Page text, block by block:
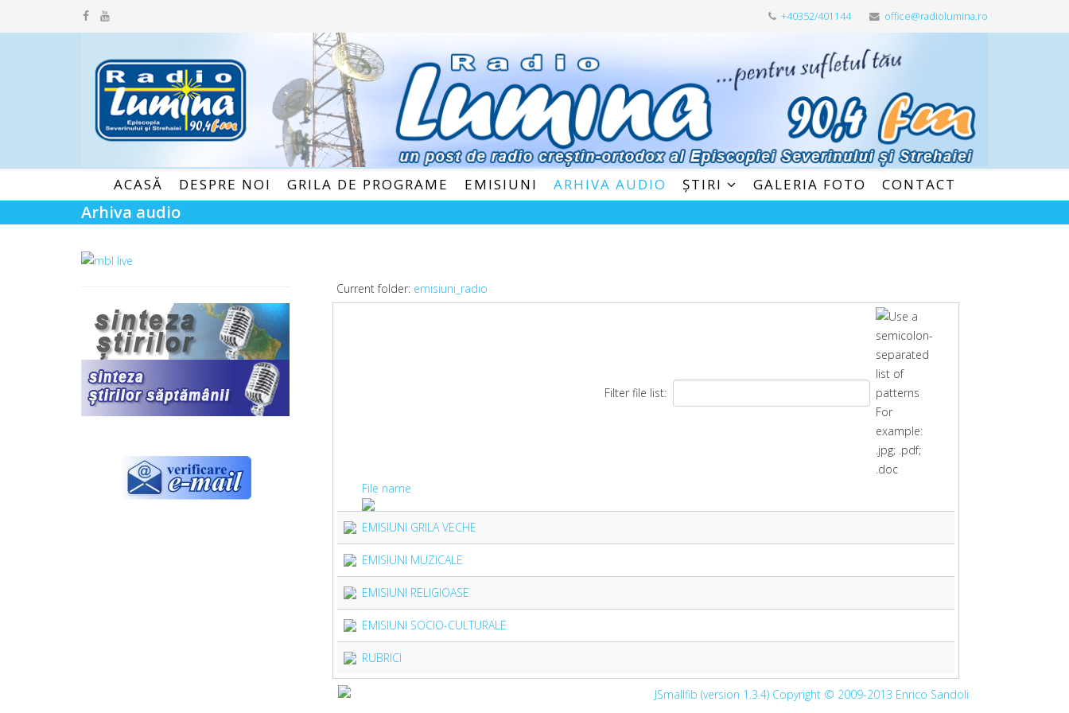
+40352/401144 office@radiolumina.ro
ACASĂ DESPRE NOI GRILA DE PROGRAME EMISIUNI ARHIVA AUDIO ȘTIRI GALERIA FOTO CONTACT
Arhiva audio
Current folder: emisiuni_radio
Filter file list:
File name
EMISIUNI GRILA VECHE
EMISIUNI MUZICALE
EMISIUNI RELIGIOASE
EMISIUNI SOCIO-CULTURALE
RUBRICI